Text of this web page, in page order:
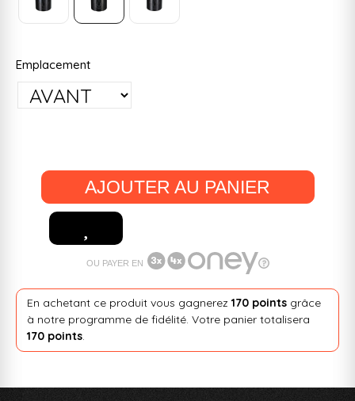
Emplacement
AJOUTER AU PANIER
OU PAYER EN
En achetant ce produit vous gagnerez 170 pointsgrâce
à notre programme de fidélité. Votre panier totalisera
170 points.